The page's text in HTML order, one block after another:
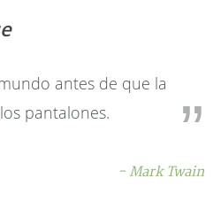
antes de que la
pantalones.
- Mark Twain